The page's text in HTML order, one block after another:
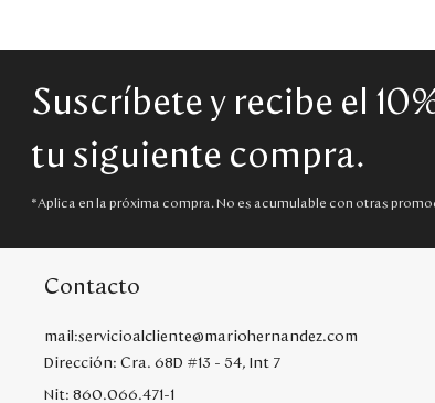
Suscríbete y recibe el
tu siguiente compra.
*Aplica en la próxima compra. No es acumulable con otras
Contacto
mail:servicioalcliente@mariohernandez.com
Dirección: Cra. 68D #13 - 54, Int 7
Nit: 860.066.471-1